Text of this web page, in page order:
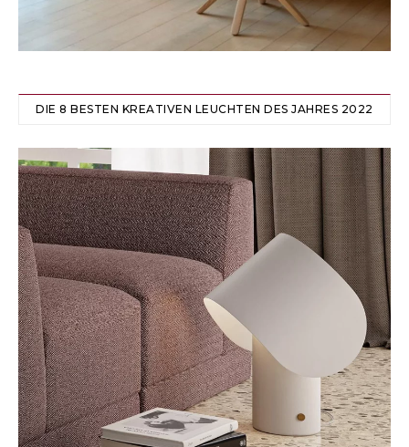
DIE 8 BESTEN KREATIVEN LEUCHTEN DES JAHRES 2022